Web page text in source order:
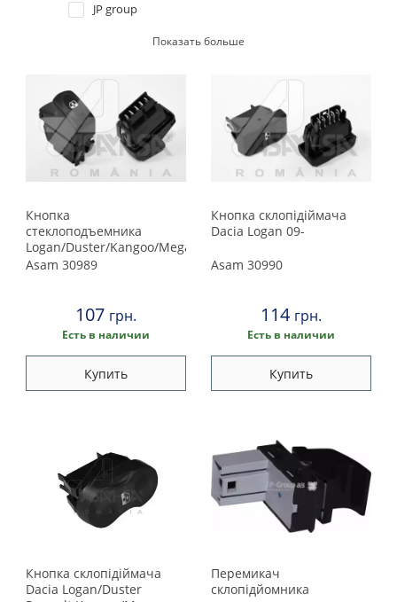
Kia
Lancia
Lexus
Mazda
Mercedes
Mitsubishi
Nissan
JP group
Magneti marelli
Swag
Topran / Hans Pries
Trucktec automotive
Показать больше
Кнопка
стеклоподъемника
Logan/Duster/Kangoo/Megane
(5 конт)
Asam 30989
107 грн.
Есть в наличии
Купить
Кнопка склопідіймача
Dacia Logan 09-
Asam 30990
114 грн.
Есть в наличии
Купить
Кнопка склопідіймача
Dacia Logan/Duster
Перемикач
склопiдйомника